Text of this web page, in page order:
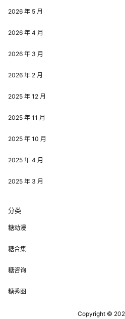
2026 年 5 月
2026 年 4 月
2026 年 3 月
2026 年 2 月
2025 年 12 月
2025 年 11 月
2025 年 10 月
2025 年 4 月
2025 年 3 月
分类
糖动漫
糖合集
糖咨询
糖秀图
Copyright ©